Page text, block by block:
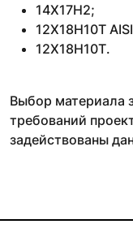
14Х17Н2;
12Х18Н10Т
12Х18Н10Т.
Выбор материала
требований
задействованы